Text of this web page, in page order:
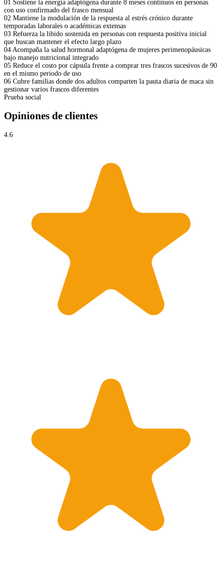
01 Sostiene la energía adaptógena durante 8 meses continuos en personas
con uso confirmado del frasco mensual
02 Mantiene la modulación de la respuesta al estrés crónico durante
temporadas laborales o académicas extensas
03 Refuerza la libido sostenida en personas con respuesta positiva inicial
que buscan mantener el efecto largo plazo
04 Acompaña la salud hormonal adaptógena de mujeres perimenopáusicas
bajo manejo nutricional integrado
05 Reduce el costo por cápsula frente a comprar tres frascos sucesivos de 90
en el mismo periodo de uso
06 Cubre familias donde dos adultos comparten la pauta diaria de maca sin
gestionar varios frascos diferentes
Prueba social
Opiniones de clientes
4.6